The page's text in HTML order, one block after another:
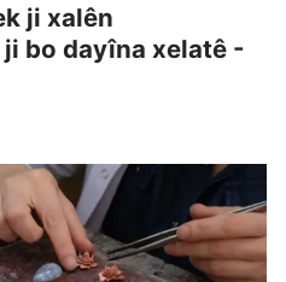
ji xalên
bo dayîna xelatê -